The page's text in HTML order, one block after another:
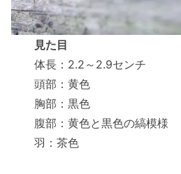
見た目
体長：2.2～2.9センチ
頭部：黄色
胸部：黒色
腹部：黄色と黒色の縞模様
羽：茶色